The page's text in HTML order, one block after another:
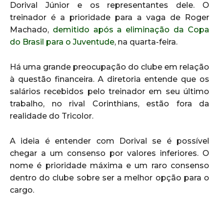
Dorival Júnior e os representantes dele. O
treinador é a prioridade para a vaga de Roger
Machado, demitido após a eliminação da Copa
do Brasil para o Juventude, na quarta-feira.
Há uma grande preocupação do clube em relação
à questão financeira. A diretoria entende que os
salários recebidos pelo treinador em seu último
trabalho, no rival Corinthians, estão fora da
realidade do Tricolor.
A ideia é entender com Dorival se é possível
chegar a um consenso por valores inferiores. O
nome é prioridade máxima e um raro consenso
dentro do clube sobre ser a melhor opção para o
cargo.